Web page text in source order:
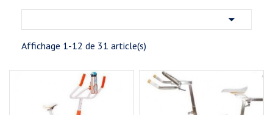

Affichage 1-12 de 31 article(s)